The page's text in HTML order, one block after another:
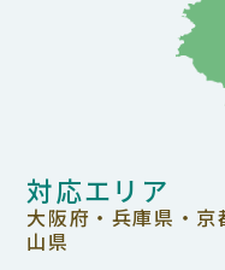
対応エリア
大阪府・兵庫県・
山県